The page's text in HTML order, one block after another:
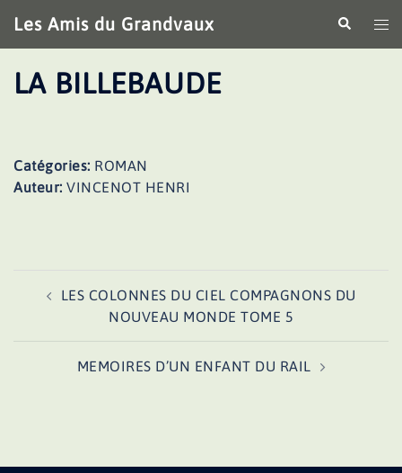
au
contenu
Les Amis du Grandvaux
le
LA BILLEBAUDE
Catégories: ROMAN
Auteur: VINCENOT HENRI
d’articleLES COLONNES DU CIEL COMPAGNONS DU
NOUVEAU MONDE TOME 5
MEMOIRES D’UN ENFANT DU RAIL